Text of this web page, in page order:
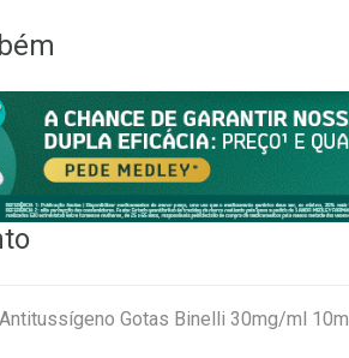
Antitussígeno Gotas Binelli 30mg/ml 10ml